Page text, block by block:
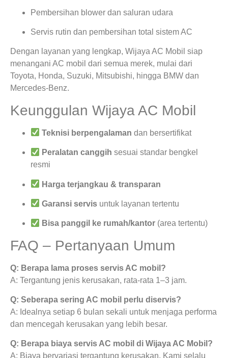
Pembersihan blower dan saluran udara
Servis rutin dan pembersihan total sistem AC
Dengan layanan yang lengkap, Wijaya AC Mobil siap
menangani AC mobil dari semua merek, mulai dari
Toyota, Honda, Suzuki, Mitsubishi, hingga BMW dan
Mercedes-Benz.
Keunggulan Wijaya AC Mobil
Teknisi berpengalaman dan bersertifikat
Peralatan canggih sesuai standar bengkel
resmi
Harga terjangkau & transparan
Garansi servis untuk layanan tertentu
Bisa panggil ke rumah/kantor (area tertentu)
FAQ – Pertanyaan Umum
Q: Berapa lama proses servis AC mobil?
A: Tergantung jenis kerusakan, rata-rata 1–3 jam.
Q: Seberapa sering AC mobil perlu diservis?
A: Idealnya setiap 6 bulan sekali untuk menjaga performa
dan mencegah kerusakan yang lebih besar.
Q: Berapa biaya servis AC mobil di Wijaya AC Mobil?
A: Biaya bervariasi tergantung kerusakan. Kami selalu